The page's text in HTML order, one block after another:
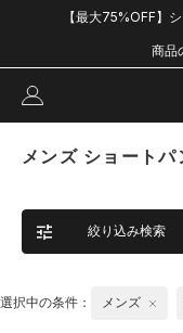
【最大75%OFF】
商品
メンズ ショートパ
絞り込み検索
選択中の条件： メンズ